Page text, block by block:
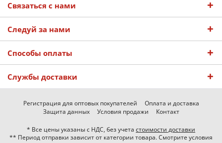
Связаться с нами
Следуй за нами
Способы оплаты
Службы доставки
Регистрация для оптовых покупателей
Оплата и доставка
Защита данных
Условия продажи Контакт
* Все цены указаны с НДС, без учета стоимости доставки
** Период отправки зависит от категории товара. Смотрите условия